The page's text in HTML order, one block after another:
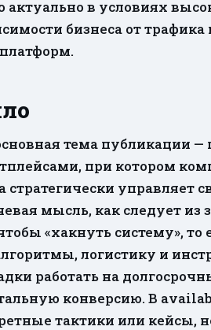
актуально в условиях
бизнеса от
тема публикации —
при котором
стратегически управляет
мысль, как следует из
«хакнуть систему», то
логистику и
работать на
конверсию. В
тактики или кейсы,